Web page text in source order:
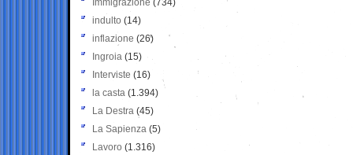
Immigrazione (734)
indulto (14)
inflazione (26)
Ingroia (15)
Interviste (16)
la casta (1.394)
La Destra (45)
La Sapienza (5)
Lavoro (1.316)